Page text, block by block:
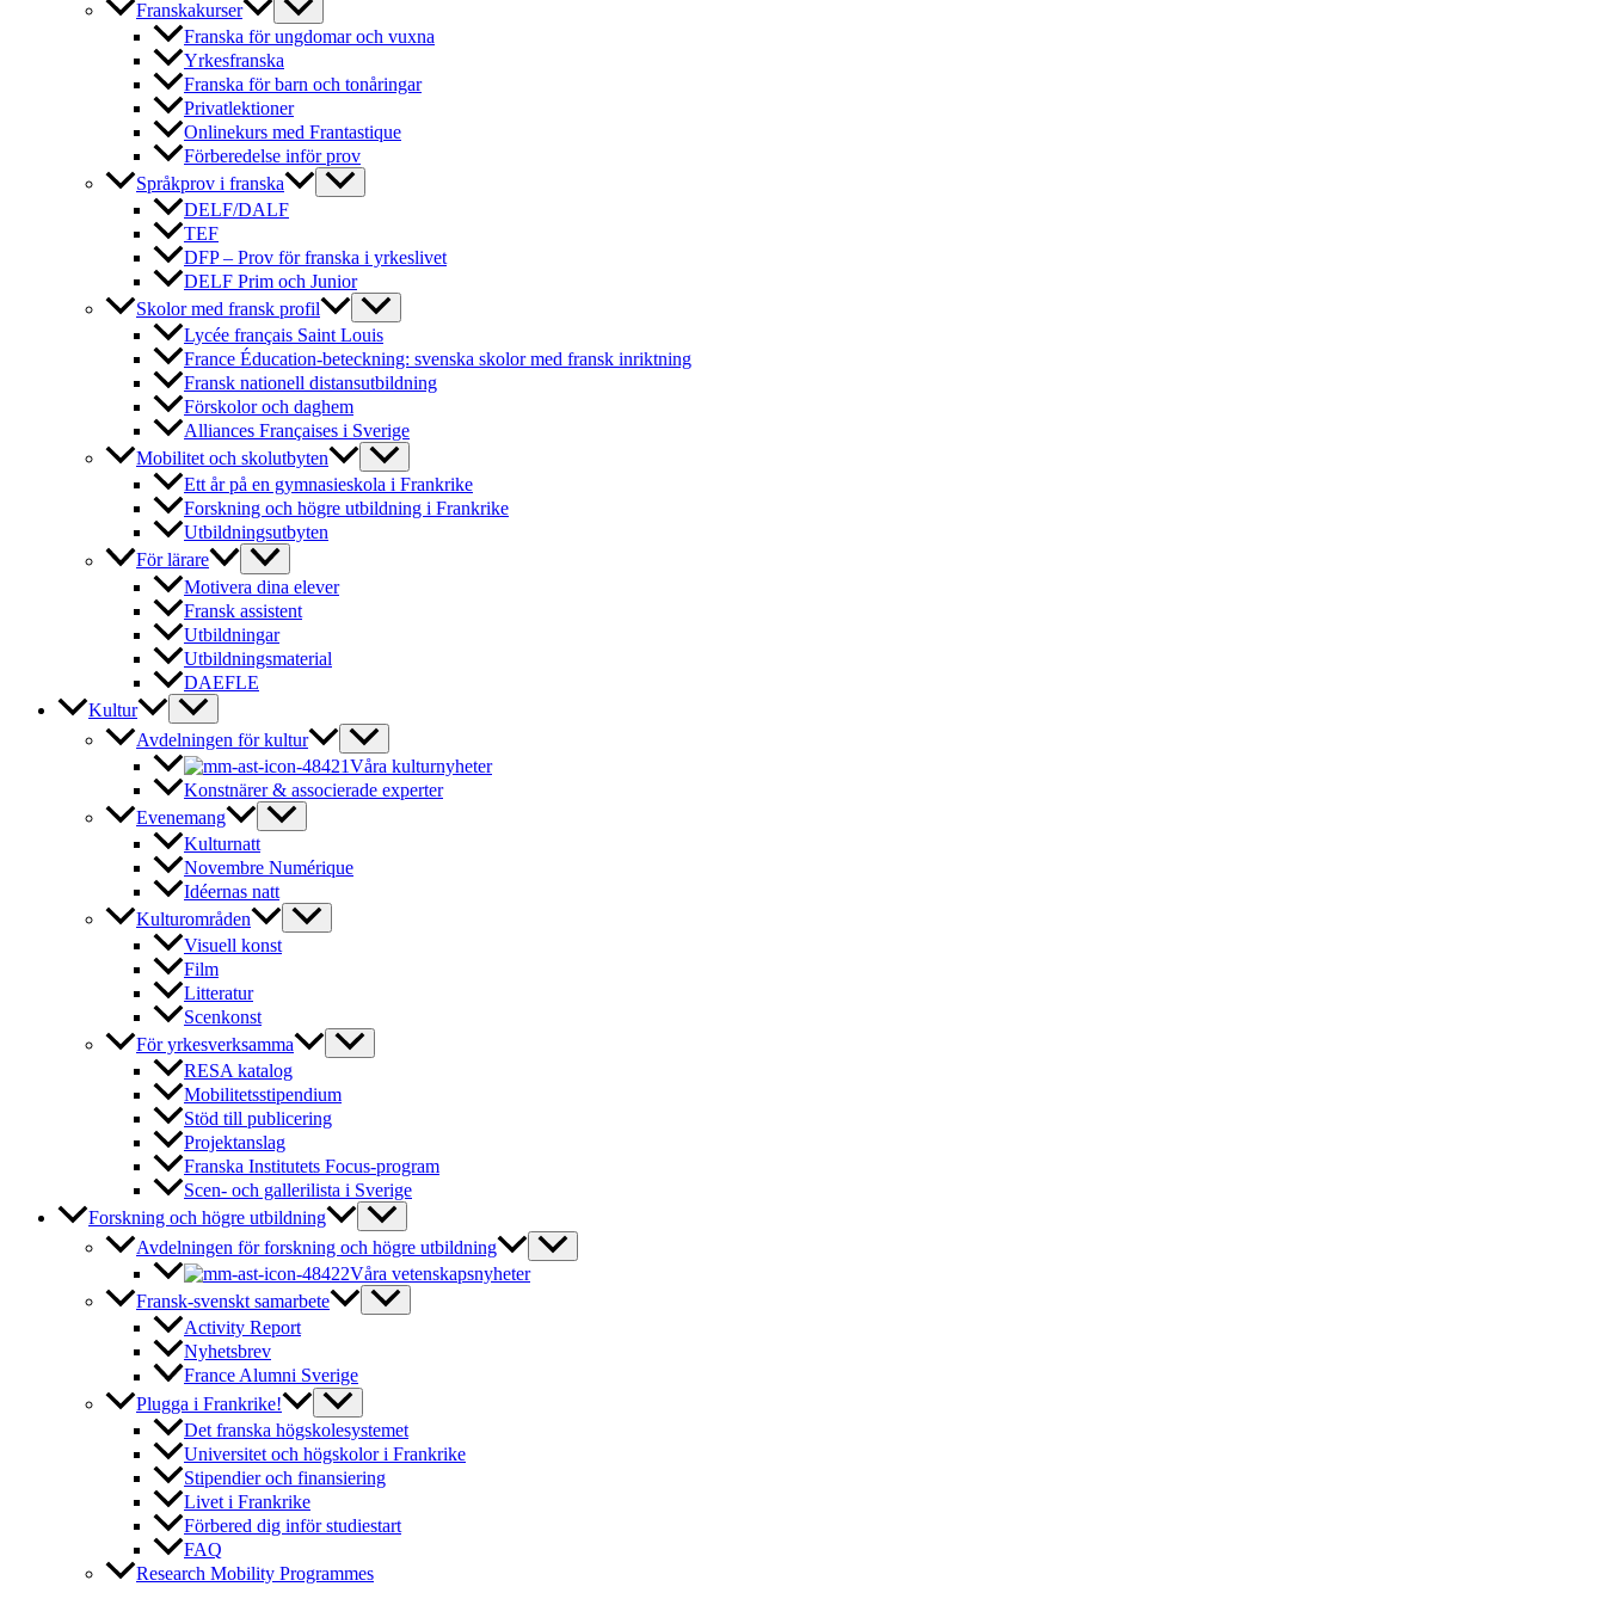
Franskakurser
Franska för ungdomar och vuxna
Yrkesfranska
Franska för barn och tonåringar
Privatlektioner
Onlinekurs med Frantastique
Förberedelse inför prov
Språkprov i franska
DELF/DALF
TEF
DFP – Prov för franska i yrkeslivet
DELF Prim och Junior
Skolor med fransk profil
Lycée français Saint Louis
France Éducation-beteckning: svenska skolor med fransk inriktning
Fransk nationell distansutbildning
Förskolor och daghem
Alliances Françaises i Sverige
Mobilitet och skolutbyten
Ett år på en gymnasieskola i Frankrike
Forskning och högre utbildning i Frankrike
Utbildningsutbyten
För lärare
Motivera dina elever
Fransk assistent
Utbildningar
Utbildningsmaterial
DAEFLE
Kultur
Avdelningen för kultur
Våra kulturnyheter
Konstnärer & associerade experter
Evenemang
Kulturnatt
Novembre Numérique
Idéernas natt
Kulturområden
Visuell konst
Film
Litteratur
Scenkonst
För yrkesverksamma
RESA katalog
Mobilitetsstipendium
Stöd till publicering
Projektanslag
Franska Institutets Focus-program
Scen- och gallerilista i Sverige
Forskning och högre utbildning
Avdelningen för forskning och högre utbildning
Våra vetenskapsnyheter
Fransk-svenskt samarbete
Activity Report
Nyhetsbrev
France Alumni Sverige
Plugga i Frankrike!
Det franska högskolesystemet
Universitet och högskolor i Frankrike
Stipendier och finansiering
Livet i Frankrike
Förbered dig inför studiestart
FAQ
Research Mobility Programmes